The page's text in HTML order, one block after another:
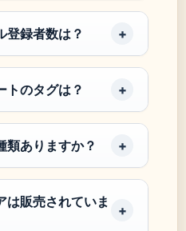
登録者数は？
トのタグは？
類ありますか？
は販売されていま